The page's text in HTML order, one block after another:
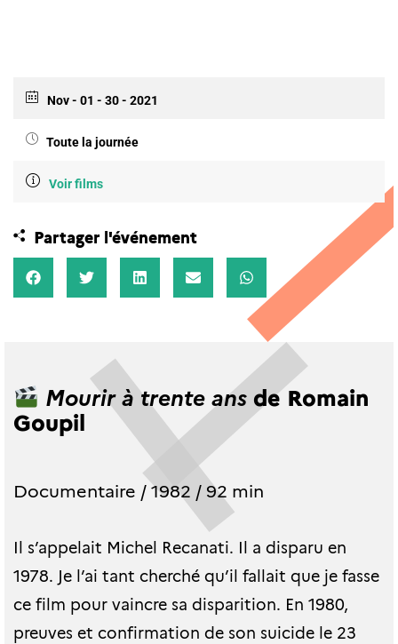
Nov - 01 - 30 - 2021
Toute la journée
Voir films
Partager l'événement
Mourir à trente ans de Romain
Goupil
Documentaire / 1982 / 92 min
Il s’appelait Michel Recanati. Il a disparu en
1978. Je l’ai tant cherché qu’il fallait que je fasse
ce film pour vaincre sa disparition. En 1980,
preuves et confirmation de son suicide le 23